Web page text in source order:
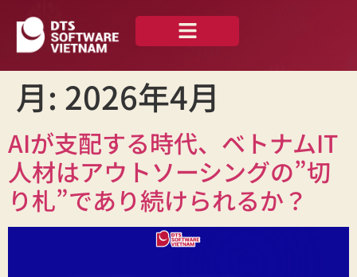
月: 2026年4月
AIが支配する時代、ベトナムIT
人材はアウトソーシングの”切
り札”であり続けられるか？